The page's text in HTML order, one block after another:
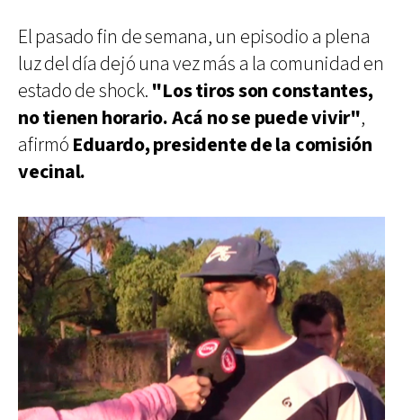
El pasado fin de semana, un episodio a plena
luz del día dejó una vez más a la comunidad en
estado de shock. "Los tiros son constantes,
no tienen horario. Acá no se puede vivir",
afirmó Eduardo, presidente de la comisión
vecinal.